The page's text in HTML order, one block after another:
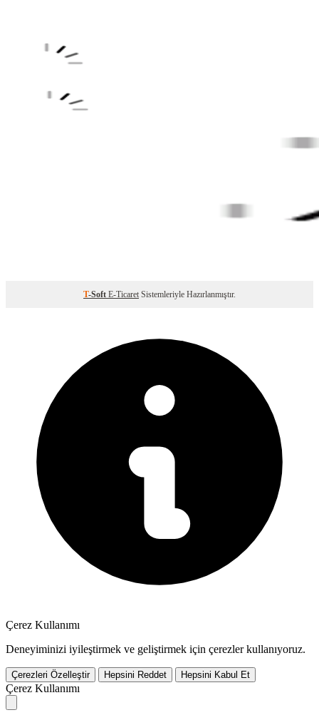
T-Soft E-Ticaret Sistemleriyle Hazırlanmıştır.
Çerez Kullanımı
Deneyiminizi iyileştirmek ve geliştirmek için çerezler kullanıyoruz.
Çerezleri Özelleştir Hepsini Reddet Hepsini Kabul Et
Çerez Kullanımı